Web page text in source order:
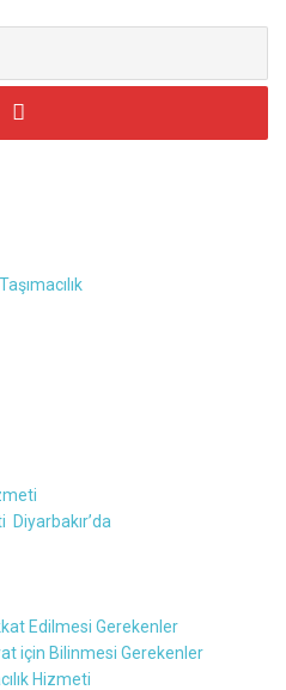
Diyarbakır’da
Edilmesi Gerekenler
için Bilinmesi Gerekenler
Hizmeti